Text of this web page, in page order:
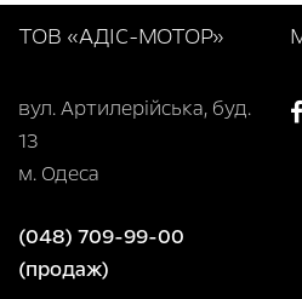
ТОВ «АДІС-МОТОР»
вул. Артилерійська, буд.
13
м. Одеса
(048) 709-99-00
(продаж)